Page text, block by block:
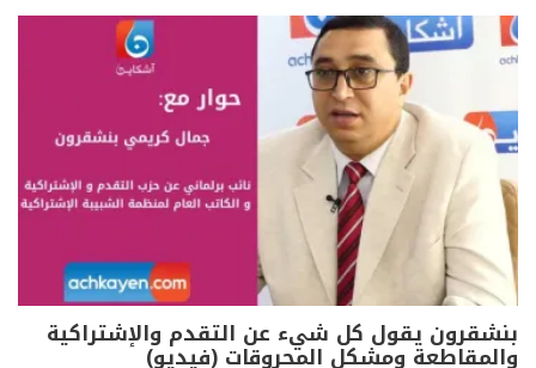
بنشقرون يقول كل شيء عن التقدم والإشتراكية
والمقاطعة ومشكل المحروقات (فيديو)